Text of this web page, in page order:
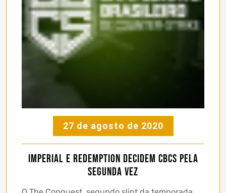
27 de agosto de 2020
Imperial e Redemption decidem CBCS pela
segunda vez